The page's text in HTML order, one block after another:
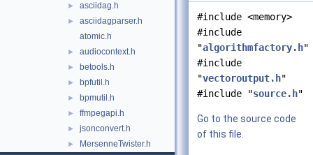
► asciidag.h
►
asciidagparser.h
atomic.h
► audiocontext.h
► betools.h
► bpfutil.h
► bpmutil.h
► ffmpegapi.h
► jsonconvert.h
► MersenneTwister.h
#include <memory>
#include
"algorithmfactory.h"
#include
"vectoroutput.h"
#include "source.h"
Go to the source code
of this file.